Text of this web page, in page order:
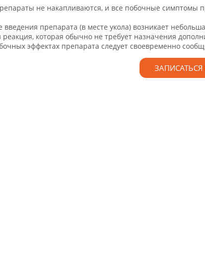
не накапливаются, и все побочные симптомы
введения препарата (в месте укола) возникает
реакция, которая обычно не требует назначения
эффектах препарата следует своевременно